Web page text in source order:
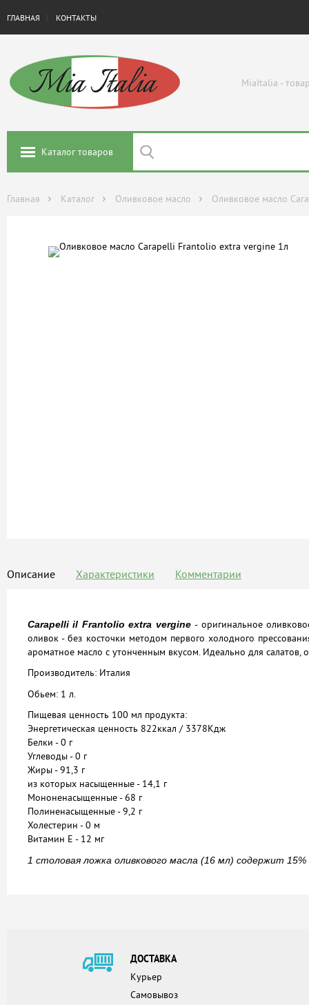
ГЛАВНАЯ КОНТАКТЫ
MiaItalia -
Каталог товаров
Главная Каталог Оливковое масло Оливковое масло
Описание Характеристики Комментарии
Carapelli il Frantolio extra vergine- оригинальное
оливок - без косточки методом первого холодного
ароматное масло с утонченным вкусом. Идеально для
Производитель: Италия
Обьем: 1 л.
Пищевая ценность 100 мл продукта:
Энергетическая ценность 822ккал / 3378Кдж
Белки - 0 г
Углеводы - 0 г
Жиры - 91,3 г
из которых насыщенные - 14,1 г
Мононенасыщенные - 68 г
Полиненасыщенные - 9,2 г
Холестерин - 0 м
Витамин Е - 12 мг
1 столовая ложка оливкового масла (16 мл) содержит
ДОСТАВКА
Курьер
Самовывоз